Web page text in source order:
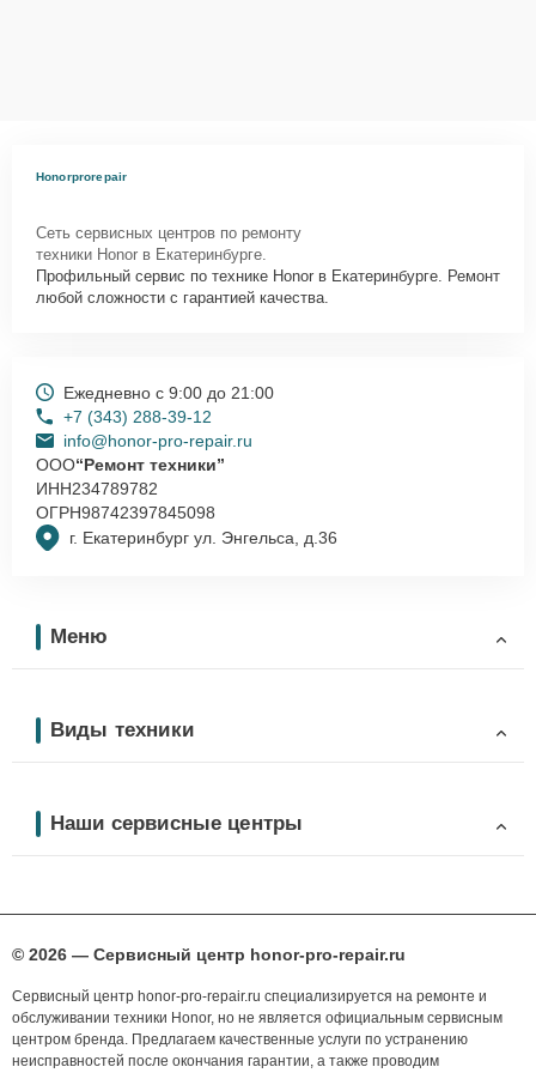
Honorprorepair
Сеть сервисных центров по ремонту
техники Honor в Екатеринбурге.
Профильный сервис по технике Honor в Екатеринбурге. Ремонт
любой сложности с гарантией качества.
г. Екатеринбург ул. Энгельса, д.36
Ежедневно с 9:00 до 21:00
+7 (343) 288-39-12
info@honor-pro-repair.ru
ООО“Ремонт техники”
ИНН234789782
ОГРН98742397845098
Меню
Виды техники
Наши сервисные центры
© 2026 — Сервисный центр honor-pro-repair.ru
Сервисный центр honor-pro-repair.ru специализируется на ремонте и
обслуживании техники Honor, но не является официальным сервисным
центром бренда. Предлагаем качественные услуги по устранению
неисправностей после окончания гарантии, а также проводим